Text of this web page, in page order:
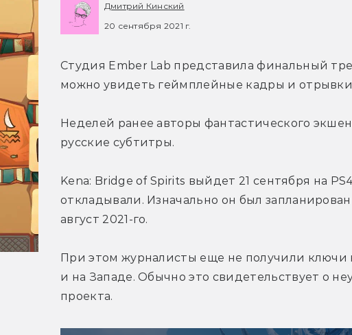
Дмитрий Кинский
20 сентября 2021 г.
Студия Ember Lab представила финальный
можно увидеть геймплейные кадры и отрывки
Неделей ранее авторы фантастического
русские субтитры.
Kena: Bridge of Spirits выйдет 21 сентября на
откладывали. Изначально он был
август 2021-го.
При этом журналисты еще не получили ключи
и на Западе. Обычно это свидетельствует о
проекта.